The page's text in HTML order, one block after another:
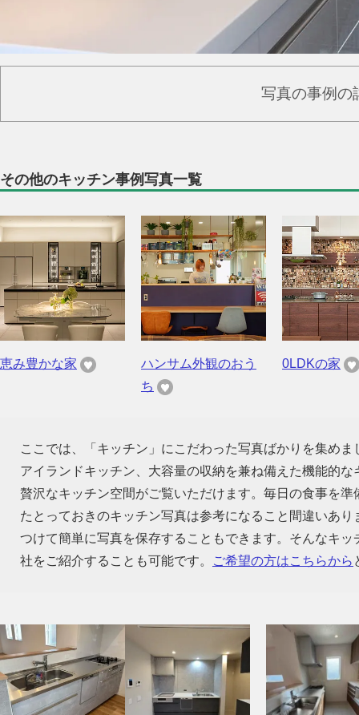
写真の事例の
その他のキッチン事例写真一覧
恵み豊かな家
ハンサム外観のおう
ち
0LDKの家
ここでは、「キッチン」にこだわった写真ばかりを集め
アイランドキッチン、大容量の収納を兼ね備えた機能的
贅沢なキッチン空間がご覧いただけます。毎日の食事を
たとっておきのキッチン写真は参考になること間違いあ
つけて簡単に写真を保存することもできます。そんなキ
社をご紹介することも可能です。
ご希望の方はこちらから